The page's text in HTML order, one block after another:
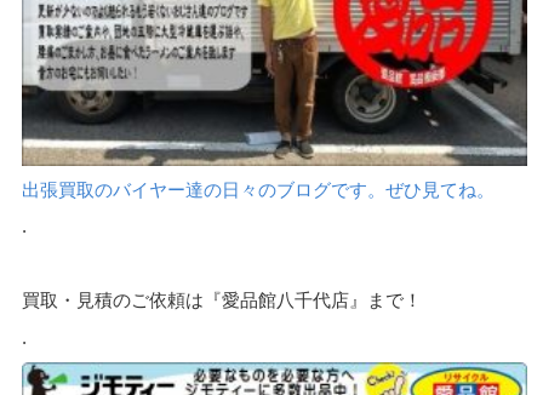
出張買取のバイヤー達の日々のブログです。ぜひ見てね。
.
買取・見積のご依頼は『愛品館八千代店』まで！
.